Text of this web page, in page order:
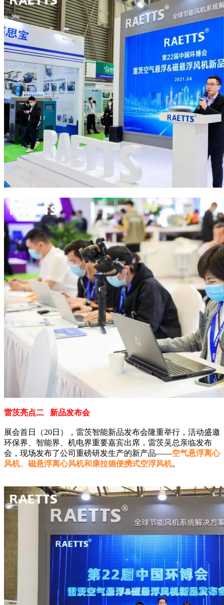
雷茨亮点二 新品发布会
展会首日（20日），雷茨智能新品发布会隆重举行，活动盛邀
环保界、智能界、机电界重要嘉宾出席，雷茨吴总亲临发布
会，现场发布了公司重磅研发生产的新产品——空气悬浮离心
风机、磁悬浮离心风机和康拉德便携式空浮风机。